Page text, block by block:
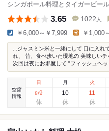
シンガポール料理とタイガービー
3.65 1022 人
￥6,000～￥7,999 ￥1,000
...ジャスミン米と一緒にして 口に入
れ、 昔、食べ歩いた現地の 美味しいチ
次回は夜にお邪魔して "フィッシュヘッ
空席
情報
日
8/9
月
10
火
11